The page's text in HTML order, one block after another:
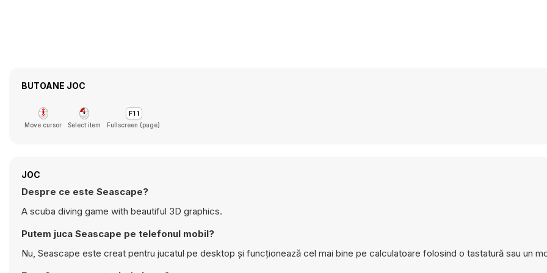
BUTOANE JOC
Move cursor Select item Fullscreen (page)
JOC
Despre ce este Seascape?
A scuba diving game with beautiful 3D graphics.
Putem juca Seascape pe telefonul mobil?
Nu, Seascape este creat pentru jucatul pe desktop și funcționează cel mai bine pe calculatoare folosind o tastatură sau un